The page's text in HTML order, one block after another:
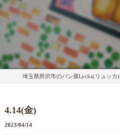
埼玉県所沢市のパン屋Lycka(リュッカ)
4.14(金)
2023/04/14